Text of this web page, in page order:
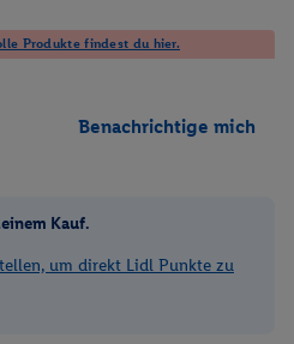
Produkte findest du hier.
Benachrichtige mich
Kauf.
um direkt Lidl Punkte zu